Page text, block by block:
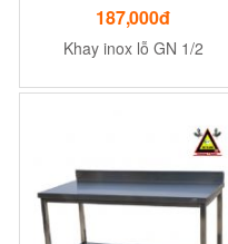
187,000đ
Khay inox lỗ GN 1/2